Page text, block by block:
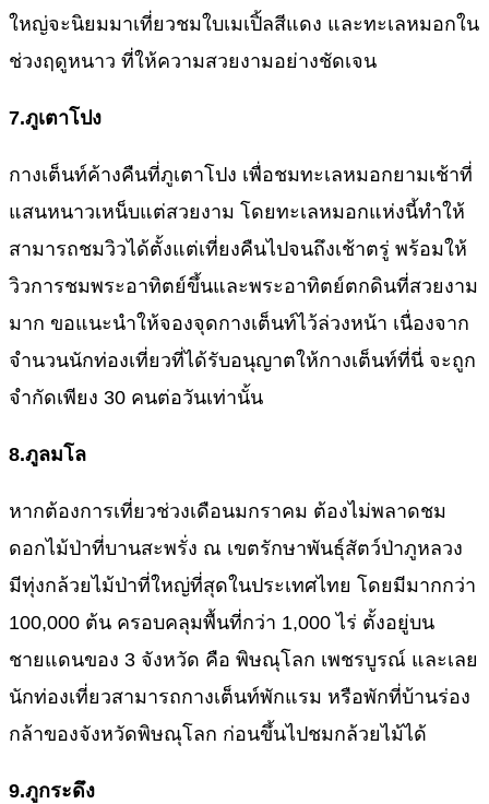
ใหญ่จะนิยมมาเที่ยวชมใบเมเปิ้ลสีแดง และทะเลหมอกใน
ช่วงฤดูหนาว ที่ให้ความสวยงามอย่างชัดเจน
7.ภูเตาโปง
กางเต็นท์ค้างคืนที่ภูเตาโปง เพื่อชมทะเลหมอกยามเช้าที่
แสนหนาวเหน็บแต่สวยงาม โดยทะเลหมอกแห่งนี้ทำให้
สามารถชมวิวได้ตั้งแต่เที่ยงคืนไปจนถึงเช้าตรู่ พร้อมให้
วิวการชมพระอาทิตย์ขึ้นและพระอาทิตย์ตกดินที่สวยงาม
มาก ขอแนะนำให้จองจุดกางเต็นท์ไว้ล่วงหน้า เนื่องจาก
จำนวนนักท่องเที่ยวที่ได้รับอนุญาตให้กางเต็นท์ที่นี่ จะถูก
จำกัดเพียง 30 คนต่อวันเท่านั้น
8.ภูลมโล
หากต้องการเที่ยวช่วงเดือนมกราคม ต้องไม่พลาดชม
ดอกไม้ป่าที่บานสะพรั่ง ณ เขตรักษาพันธุ์สัตว์ป่าภูหลวง
มีทุ่งกล้วยไม้ป่าที่ใหญ่ที่สุดในประเทศไทย โดยมีมากกว่า
100,000 ต้น ครอบคลุมพื้นที่กว่า 1,000 ไร่ ตั้งอยู่บน
ชายแดนของ 3 จังหวัด คือ พิษณุโลก เพชรบูรณ์ และเลย
นักท่องเที่ยวสามารถกางเต็นท์พักแรม หรือพักที่บ้านร่อง
กล้าของจังหวัดพิษณุโลก ก่อนขึ้นไปชมกล้วยไม้ได้
9.ภูกระดึง